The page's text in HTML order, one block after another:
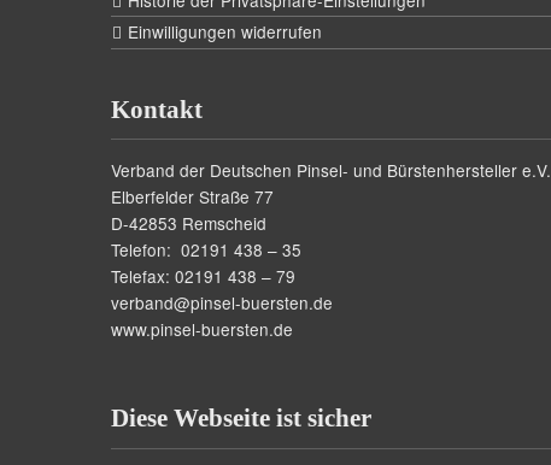
Einwilligungen widerrufen
Kontakt
Verband der Deutschen Pinsel- und Bürstenhersteller e.V.
Elberfelder Straße 77
D-42853 Remscheid
Telefon: 02191 438 – 35
Telefax: 02191 438 – 79
verband@pinsel-buersten.de
www.pinsel-buersten.de
Diese Webseite ist sicher